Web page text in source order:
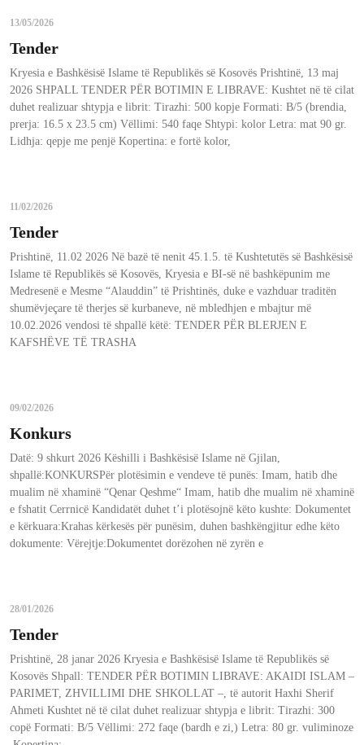
13/05/2026
Tender
Kryesia e Bashkësisë Islame të Republikës së Kosovës Prishtinë, 13 maj
2026 SHPALL TENDER PËR BOTIMIN E LIBRAVE: Kushtet në të cilat
duhet realizuar shtypja e librit: Tirazhi: 500 kopje Formati: B/5 (brendia,
prerja: 16.5 x 23.5 cm) Vëllimi: 540 faqe Shtypi: kolor Letra: mat 90 gr.
Lidhja: qepje me penjë Kopertina: e fortë kolor,
11/02/2026
Tender
Prishtinë, 11.02 2026 Në bazë të nenit 45.1.5. të Kushtetutës së Bashkësisë
Islame të Republikës së Kosovës, Kryesia e BI-së në bashkëpunim me
Medresenë e Mesme “Alauddin” të Prishtinës, duke e vazhduar traditën
shumëvjeçare të therjes së kurbaneve, në mbledhjen e mbajtur më
10.02.2026 vendosi të shpallë këtë: TENDER PËR BLERJEN E
KAFSHËVE TË TRASHA
09/02/2026
Konkurs
Datë: 9 shkurt 2026 Këshilli i Bashkësisë Islame në Gjilan,
shpallë:KONKURSPër plotësimin e vendeve të punës: Imam, hatib dhe
mualim në xhaminë “Qenar Qeshme“ Imam, hatib dhe mualim në xhaminë
e fshatit Cerrnicë Kandidatët duhet t’i plotësojnë këto kushte: Dokumentet
e kërkuara:Krahas kërkesës për punësim, duhen bashkëngjitur edhe këto
dokumente: Vërejtje:Dokumentet dorëzohen në zyrën e
28/01/2026
Tender
Prishtinë, 28 janar 2026 Kryesia e Bashkësisë Islame të Republikës së
Kosovës Shpall: TENDER PËR BOTIMIN LIBRAVE: AKAIDI ISLAM –
PARIMET, ZHVILLIMI DHE SHKOLLAT –, të autorit Haxhi Sherif
Ahmeti Kushtet në të cilat duhet realizuar shtypja e librit: Tirazhi: 300
copë Formati: B/5 Vëllimi: 272 faqe (bardh e zi,) Letra: 80 gr. vuliminoze